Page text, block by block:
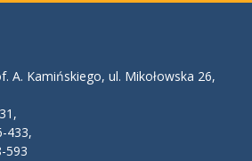
A. Kamińskiego, ul. Mikołowska 26,
433,
593